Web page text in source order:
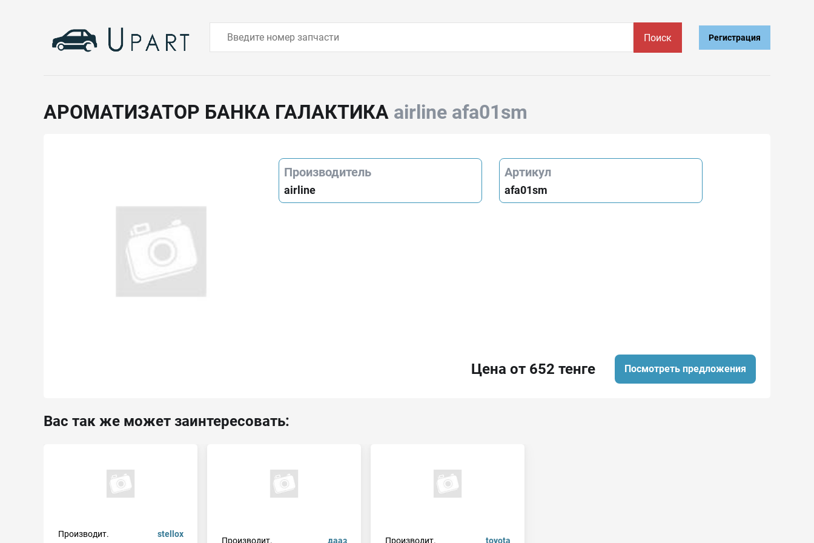
Поиск Регистрация
АРОМАТИЗАТОР БАНКА ГАЛАКТИКА airline afa01sm
Производитель
airline
Артикул
afa01sm
Цена от 652 тенге Посмотреть предложения
Вас так же может заинтересовать:
Производит.
stellox
Производит.
дааз
Производит.
toyota